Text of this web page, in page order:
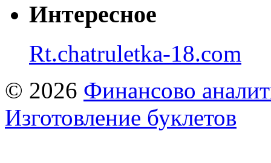
Интересное
Rt.chatruletka-18.com
© 2026 Финансово
Изготовление буклетов